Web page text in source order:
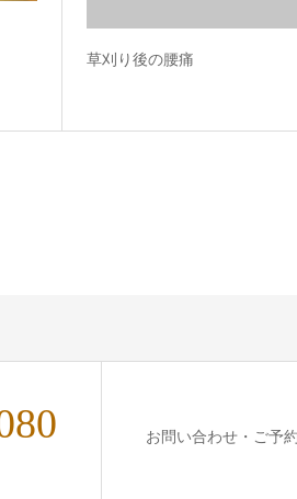
草刈り後の腰痛
お問い合わせ・ご予